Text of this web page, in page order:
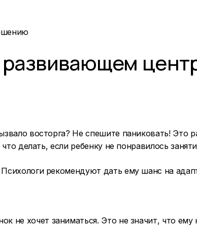
восторга? Не спешите паниковать! Это
делать, если ребенку не понравилось
рекомендуют дать ему шанс на
не хочет заниматься. Это не значит, что ему